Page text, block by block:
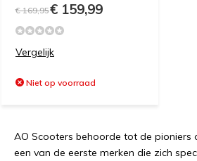
€ 169,95€ 159,99
Vergelijk
Niet op voorraad
AO Scooters behoorde tot de pioniers
een van de eerste merken die zich